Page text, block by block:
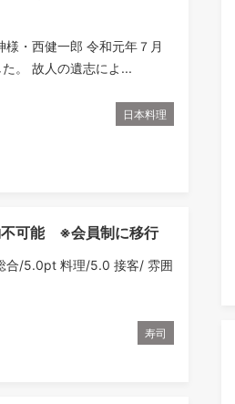
・西健一郎 令和元年７月
。 故人の遺志によ...
日本料理
不可能 ※会員制に移行
/5.0pt 料理/5.0 接客/ 雰囲
寿司